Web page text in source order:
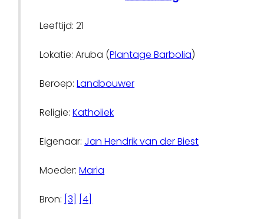
Leeftijd: 21
Lokatie: Aruba (Plantage Barbolia)
Beroep:Landbouwer
Religie:Katholiek
Eigenaar: Jan Hendrik van der Biest
Moeder:Maria
Bron: [3] [4]